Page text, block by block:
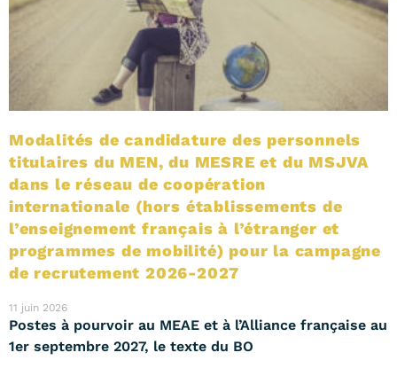
Modalités de candidature des personnels
titulaires du MEN, du MESRE et du MSJVA
dans le réseau de coopération
internationale (hors établissements de
l’enseignement français à l’étranger et
programmes de mobilité) pour la campagne
de recrutement 2026-2027
11 juin 2026
Postes à pourvoir au MEAE et à l’Alliance française au
1er septembre 2027, le texte du BO